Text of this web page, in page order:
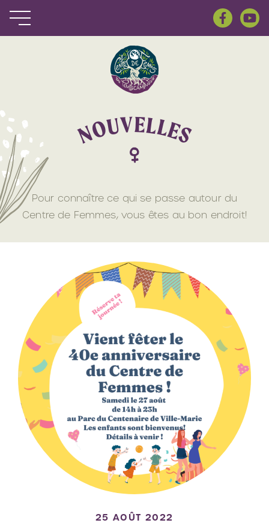
NOUVELLES
Pour connaître ce qui se passe autour du
Centre de Femmes, vous êtes au bon endroit!
25 AOÛT 2022